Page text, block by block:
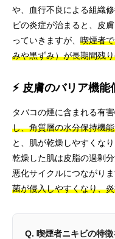
や、血行不良による組織
ビの炎症が治まると、皮
っていきますが、 喫煙者
みや黒ずみ）が長期間残
⚡ 皮膚のバリア機能
タバコの煙に含まれる有害
し、角質層の水分保持機
と、肌が乾燥しやすくな
乾燥した肌は皮脂の過剰
悪化サイクルにつながりま
菌が侵入しやすくなり、
Q. 喫煙者ニキビの特